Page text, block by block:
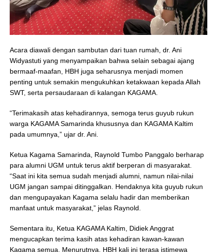
Acara diawali dengan sambutan dari tuan rumah, dr. Ani
Widyastuti yang menyampaikan bahwa selain sebagai ajang
bermaaf-maafan, HBH juga seharusnya menjadi momen
penting untuk semakin mengukuhkan ketakwaan kepada Allah
SWT, serta persaudaraan di kalangan KAGAMA.
“Terimakasih atas kehadirannya, semoga terus guyub rukun
warga KAGAMA Samarinda khususnya dan KAGAMA Kaltim
pada umumnya,” ujar dr. Ani.
Ketua Kagama Samarinda, Raynold Tumbo Panggalo berharap
para alumni UGM untuk terus aktif berperan di masyarakat.
“Saat ini kita semua sudah menjadi alumni, namun nilai-nilai
UGM jangan sampai ditinggalkan. Hendaknya kita guyub rukun
dan mengupayakan Kagama selalu hadir dan memberikan
manfaat untuk masyarakat,” jelas Raynold.
Sementara itu, Ketua KAGAMA Kaltim, Didiek Anggrat
mengucapkan terima kasih atas kehadiran kawan-kawan
Kagama semua. Menurutnya, HBH kali ini terasa istimewa